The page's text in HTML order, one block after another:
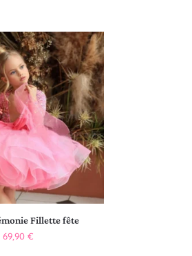
Fillette fête
69,90 €